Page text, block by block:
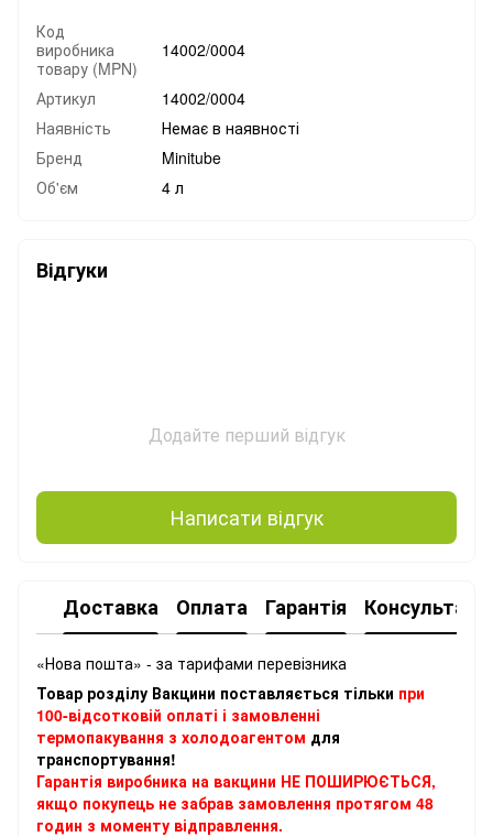
Код
виробника
товару (MPN)
14002/0004
Артикул
14002/0004
Наявність
Немає в наявності
Бренд
Minitube
Об'єм
4 л
Відгуки
Додайте перший відгук
Написати відгук
Доставка Оплата Гарантія Консультація
«Нова пошта» - за тарифами перевізника
Товар розділу Вакцини поставляється тільки при
100-відсотковій оплаті і замовленні
термопакування з холодоагентом для
транспортування!
Гарантія виробника на вакцини НЕ ПОШИРЮЄТЬСЯ,
якщо покупець не забрав замовлення протягом 48
годин з моменту відправлення.